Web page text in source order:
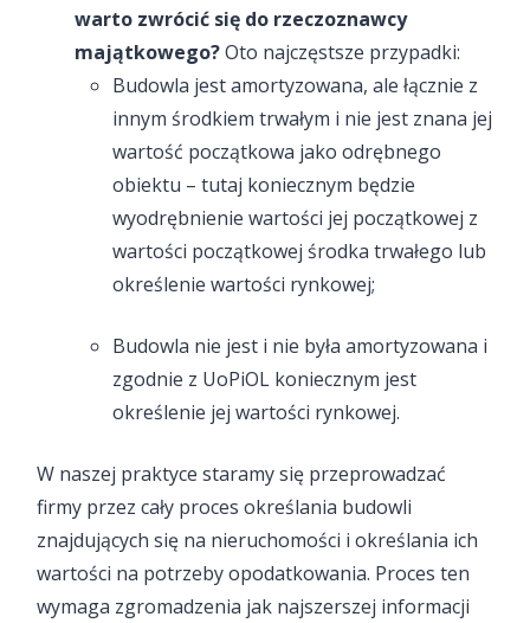
warto zwrócić się do rzeczoznawcy
majątkowego?Oto najczęstsze przypadki:
Budowla jest amortyzowana, ale łącznie z
innym środkiem trwałym i nie jest znana jej
wartość początkowa jako odrębnego
obiektu – tutaj koniecznym będzie
wyodrębnienie wartości jej początkowej z
wartości początkowej środka trwałego lub
określenie wartości rynkowej;
Budowla nie jest i nie była amortyzowana i
zgodnie z UoPiOL koniecznym jest
określenie jej wartości rynkowej.
W naszej praktyce staramy się przeprowadzać
firmy przez cały proces określania budowli
znajdujących się na nieruchomości i określania ich
wartości na potrzeby opodatkowania. Proces ten
wymaga zgromadzenia jak najszerszej informacji